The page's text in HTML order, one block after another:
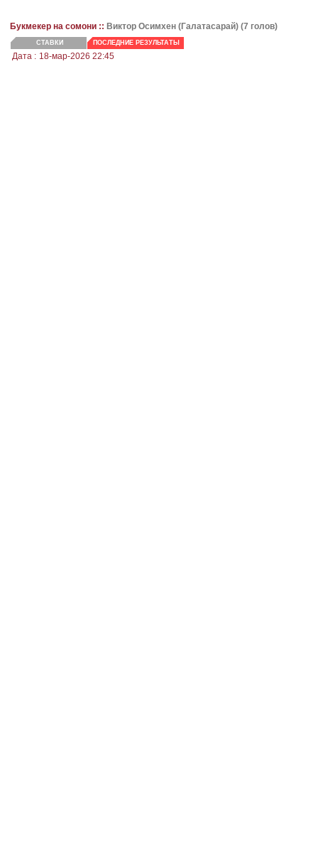
Букмекер на сомони :: Виктор Осимхен (Галатасарай) (7 голов)
СТАВКИ ПОСЛЕДНИЕ РЕЗУЛЬТАТЫ
Дата : 18-мар-2026 22:45